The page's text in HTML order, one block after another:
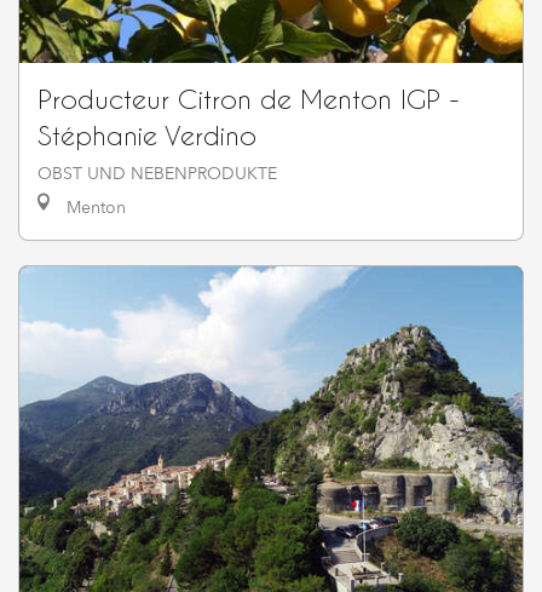
Producteur Citron de Menton IGP -
Stéphanie Verdino
OBST UND NEBENPRODUKTE
Menton